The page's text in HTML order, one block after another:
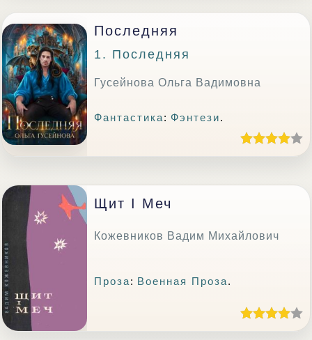
Последняя
1. Последняя
Гусейнова Ольга Вадимовна
Фантастика: Фэнтези.
Щит І Меч
Кожевников Вадим Михайлович
Проза: Военная Проза.